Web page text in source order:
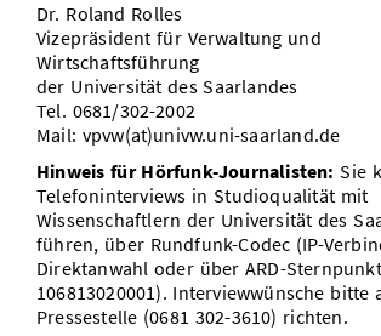
Dr. Roland Rolles
Vizepräsident für Verwaltung und
Wirtschaftsführung
der Universität des Saarlandes
Tel. 0681/302-2002
Mail: vpvw(at)univw.uni-saarland.de
Hinweis für Hörfunk-Journalisten:Sie
Telefoninterviews in Studioqualität mit
Wissenschaftlern der Universität des
führen, über Rundfunk-Codec (IP-
Direktanwahl oder über ARD-Sternpunkt
106813020001). Interviewwünsche bitte
Pressestelle (0681 302-3610) richten.